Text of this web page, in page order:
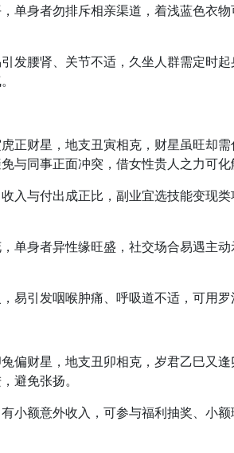
，单身者勿排斥相亲渠道，着浅蓝色衣
发腰肾、关节不适 ，久坐人群需定时
正财星，地支丑寅相克， 财星虽旺却
与同事正面冲突，借女性贵人之力可
入与付出成正比 ，副业宜选技能变现
，单身者异性缘旺盛，社交场合易遇主
，易引发咽喉肿痛、呼吸道不适，可用
兔偏财星，地支丑卯相克，岁君乙巳又
避免张扬。
小额意外收入 ，可参与福利抽奖、小